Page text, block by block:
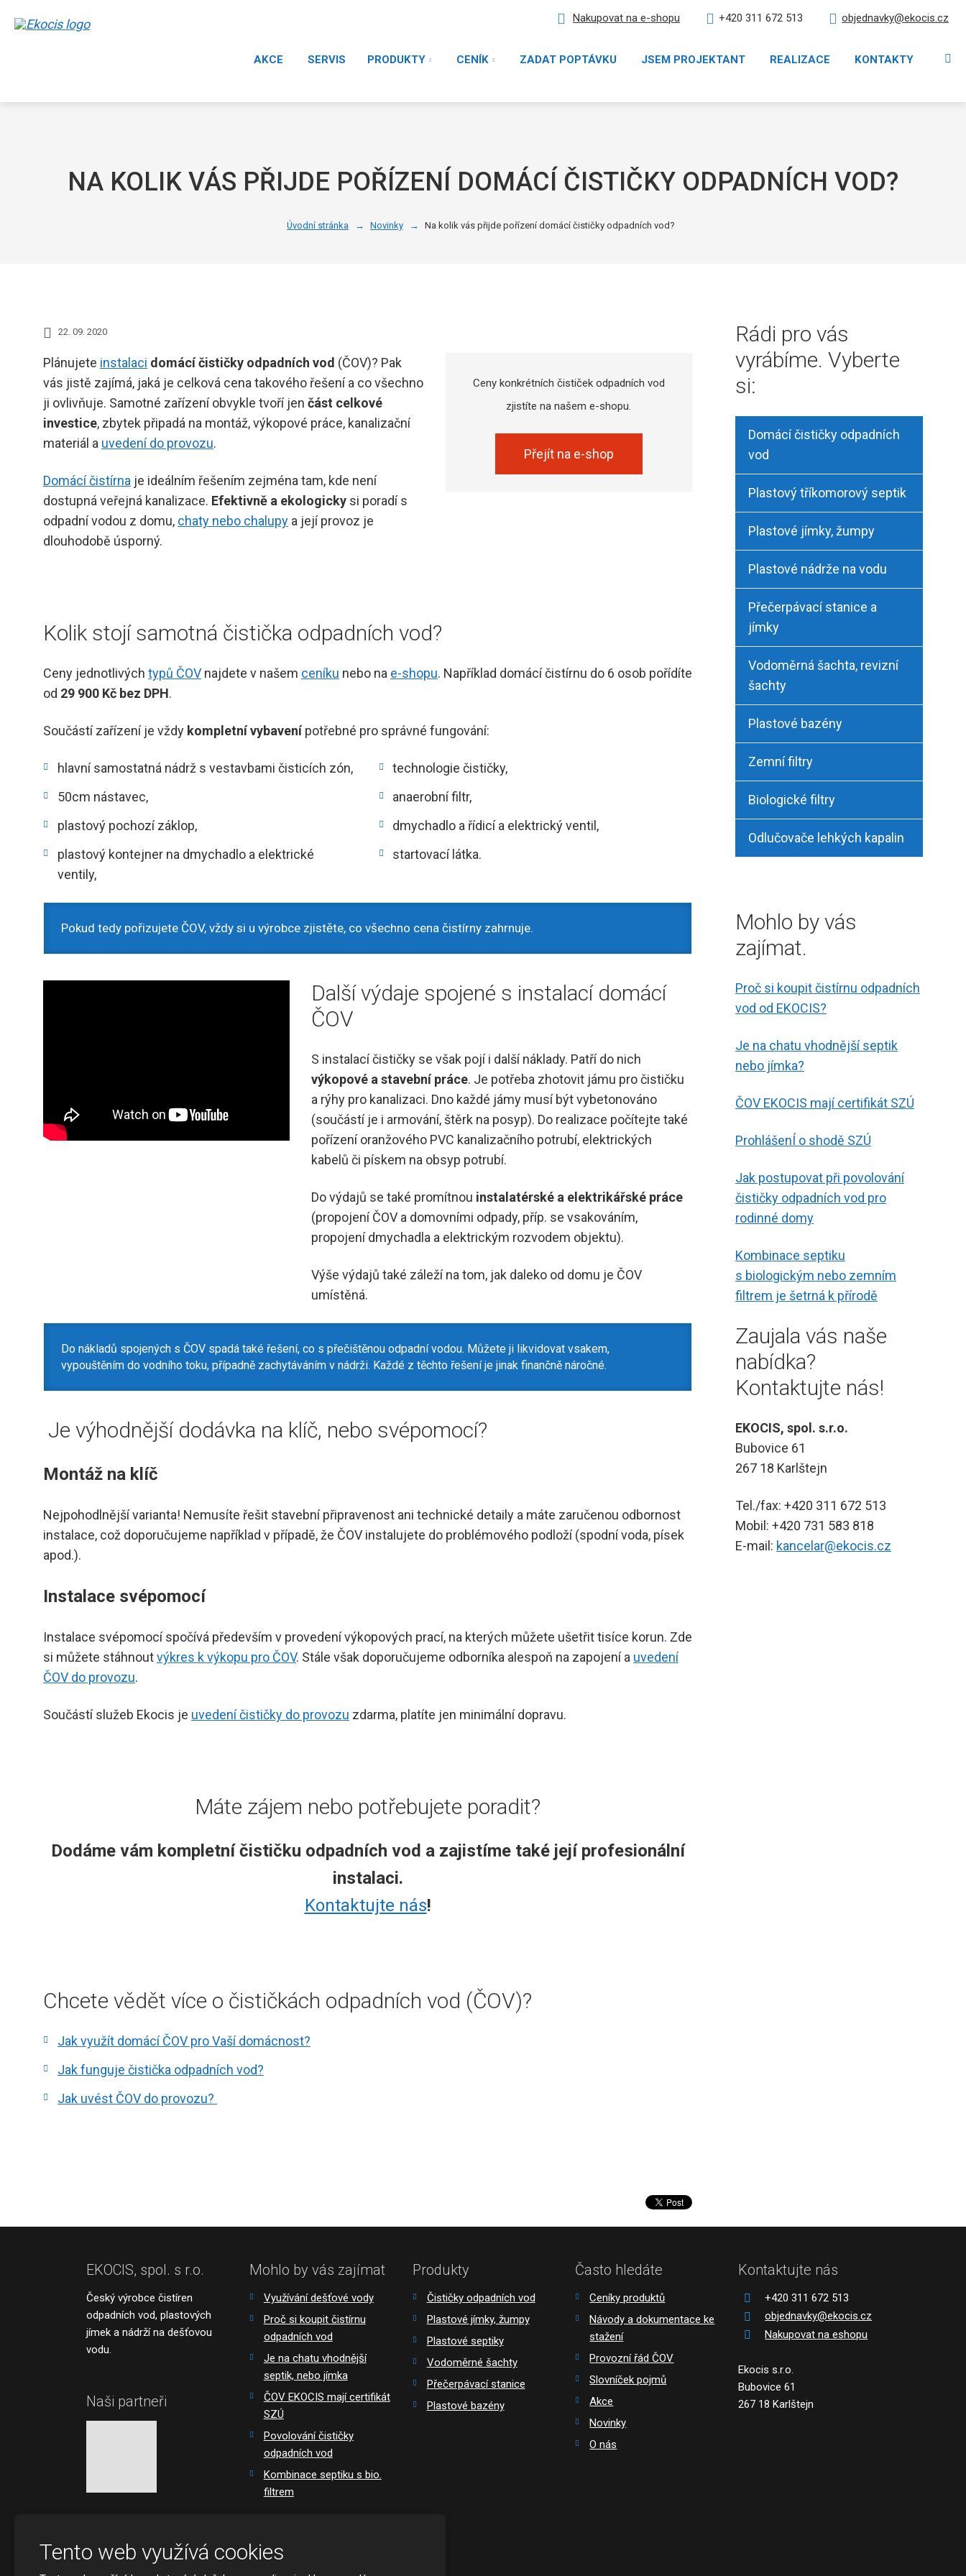
Nakupovat na e-shopu +420 311 672 513 objednavky@ekocis.cz
AKCE SERVIS PRODUKTY CENÍK ZADAT POPTÁVKU JSEM PROJEKTANT REALIZACE KONTAKTY
NA KOLIK VÁS PŘIJDE POŘÍZENÍ DOMÁCÍ ČISTIČKY ODPADNÍCH VOD?
Úvodní stránka Novinky Na kolik vás přijde pořízení domácí čističky odpadních vod?
22. 09. 2020
Plánujete instalaci domácí čističky odpadních vod (ČOV)? Pak
vás jistě zajímá, jaká je celková cena takového řešení a co všechno
ji ovlivňuje. Samotné zařízení obvykle tvoří jen část celkové
investice, zbytek připadá na montáž, výkopové práce, kanalizační
materiál a uvedení do provozu.
Domácí čistírna je ideálním řešením zejména tam, kde není
dostupná veřejná kanalizace. Efektivně a ekologicky si poradí s
odpadní vodou z domu, chaty nebo chalupy a její provoz je
dlouhodobě úsporný.
Ceny konkrétních čističek odpadních vod
zjistíte na našem e-shopu.
Přejít na e-shop
Kolik stojí samotná čistička odpadních vod?
Ceny jednotlivých typů ČOV najdete v našem ceníku nebo na e-shopu. Například domácí čistírnu do 6 osob pořídíte
od 29 900 Kč bez DPH.
Součástí zařízení je vždy kompletní vybavenípotřebné pro správné fungování:
hlavní samostatná nádrž s vestavbami čisticích zón,
50cm nástavec,
plastový pochozí záklop,
plastový kontejner na dmychadlo a elektrické
ventily,
technologie čističky,
anaerobní filtr,
dmychadlo a řídicí a elektrický ventil,
startovací látka.
Pokud tedy pořizujete ČOV, vždy si u výrobce zjistěte, co všechno cena čistírny zahrnuje.
Další výdaje spojené s instalací domácí
ČOV
S instalací čističky se však pojí i další náklady. Patří do nich
výkopové a stavební práce. Je potřeba zhotovit jámu pro čističku
a rýhy pro kanalizaci. Dno každé jámy musí být vybetonováno
(součástí je i armování, štěrk na posyp). Do realizace počítejte také
pořízení oranžového PVC kanalizačního potrubí, elektrických
kabelů či pískem na obsyp potrubí.
Do výdajů se také promítnou instalatérské a elektrikářské práce
(propojení ČOV a domovními odpady, příp. se vsakováním,
propojení dmychadla a elektrickým rozvodem objektu).
Výše výdajů také záleží na tom, jak daleko od domu je ČOV
umístěná.
Do nákladů spojených s ČOV spadá také řešení, co s přečištěnou odpadní vodou. Můžete ji likvidovat vsakem,
vypouštěním do vodního toku, případně zachytáváním v nádrži. Každé z těchto řešení je jinak finančně náročné.
Je výhodnější dodávka na klíč, nebo svépomocí?
Montáž na klíč
Nejpohodlnější varianta! Nemusíte řešit stavební připravenost ani technické detaily a máte zaručenou odbornost
instalace, což doporučujeme například v případě, že ČOV instalujete do problémového podloží (spodní voda, písek
apod.).
Instalace svépomocí
Instalace svépomocí spočívá především v provedení výkopových prací, na kterých můžete ušetřit tisíce korun. Zde
si můžete stáhnoutvýkres k výkopu pro ČOV. Stále však doporučujeme odborníka alespoň na zapojení a uvedení
ČOV do provozu.
Součástí služeb Ekocis je uvedení čističky do provozu zdarma, platíte jen minimální dopravu.
Máte zájem nebo potřebujete poradit?
Dodáme vám kompletní čističku odpadních vod a zajistíme také její profesionální
instalaci.
Kontaktujte nás!
Chcete vědět více o čističkách odpadních vod (ČOV)?
Jak využít domácí ČOV pro Vaší domácnost?
Jak funguje čistička odpadních vod?
Jak uvést ČOV do provozu?
Rádi pro vás
vyrábíme. Vyberte
si:
Domácí čističky odpadních
vod
Plastový tříkomorový septik
Plastové jímky, žumpy
Plastové nádrže na vodu
Přečerpávací stanice a
jímky
Vodoměrná šachta, revizní
šachty
Plastové bazény
Zemní filtry
Biologické filtry
Odlučovače lehkých kapalin
Mohlo by vás
zajímat.
Proč si koupit čistírnu odpadních
vod od EKOCIS?
Je na chatu vhodnější septik
nebo jímka?
ČOV EKOCIS mají certifikát SZÚ
ProhlášenÍ o shodě SZÚ
Jak postupovat při povolování
čističky odpadních vod pro
rodinné domy
Kombinace septiku
s biologickým nebo zemním
filtrem je šetrná k přírodě
Zaujala vás naše
nabídka?
Kontaktujte nás!
EKOCIS, spol. s.r.o.
Bubovice 61
267 18 Karlštejn
Tel./fax: +420 311 672 513
Mobil: +420 731 583 818
E-mail: kancelar@ekocis.cz
EKOCIS, spol. s r.o.
Český výrobce čistíren
odpadních vod, plastových
jímek a nádrží na dešťovou
vodu.
Naši partneři
Mohlo by vás zajímat
Využívání dešťové vody
Proč si koupit čistírnu
odpadních vod
Je na chatu vhodnější
septik, nebo jímka
ČOV EKOCIS mají certifikát
SZÚ
Povolování čističky
odpadních vod
Kombinace septiku s bio.
filtrem
Produkty
Čističky odpadních vod
Plastové jímky, žumpy
Plastové septiky
Vodoměrné šachty
Přečerpávací stanice
Plastové bazény
Často hledáte
Ceníky produktů
Návody a dokumentace ke
stažení
Provozní řád ČOV
Slovníček pojmů
Akce
Novinky
O nás
Kontaktujte nás
+420 311 672 513
objednavky@ekocis.cz
Nakupovat na eshopu
Ekocis s.r.o.
Bubovice 61
267 18 Karlštejn
Tento web využívá cookies